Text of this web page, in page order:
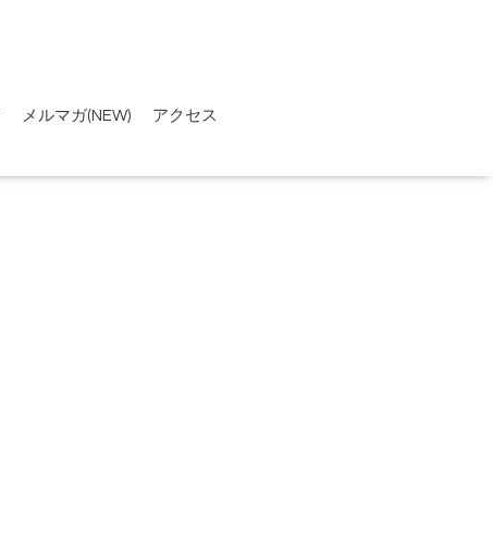
メルマガ(NEW)
アクセス